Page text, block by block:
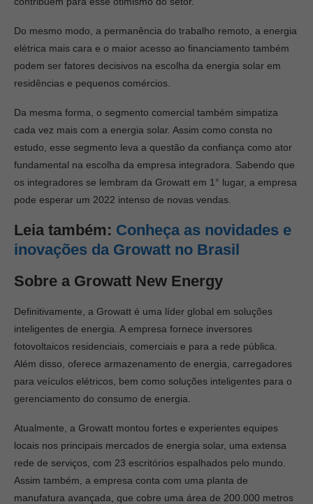
Do mesmo modo, a permanência do trabalho remoto, a energia
elétrica mais cara e o maior acesso ao financiamento também
podem ser fatores decisivos na escolha da energia solar em
residências e pequenos comércios.
Da mesma forma, o segmento comercial também simpatiza
cada vez mais com a energia solar. Assim como consta no
estudo, esse segmento leva a questão da confiança como ator
fundamental na escolha da empresa integradora. Sabendo que
os integradores se lembram da Growatt em 1° lugar, a empresa
pode esperar um 2022 intenso de novas vendas.
Leia também: Conheça as novidades e
inovações da Growatt no Brasil
Sobre a Growatt New Energy
Definitivamente, a Growatt é uma líder global em soluções
inteligentes de energia. A empresa fornece inversores
fotovoltaicos residenciais, comerciais e para a rede pública.
Além disso, oferece armazenamento de energia, carregadores
para veículos elétricos, bem como soluções inteligentes para o
gerenciamento do consumo de energia.
Atualmente, a Growatt montou fortes e experientes equipes
locais nos principais mercados de energia solar, uma extensa
rede de serviços, com 23 escritórios espalhados pelo mundo.
Assim também, a empresa conta com uma planta de
manufatura avançada, que cobre uma área de 200.000 metros